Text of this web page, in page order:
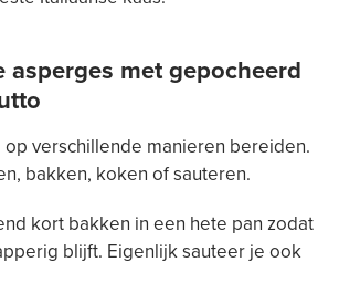
asperges met gepocheerd
verschillende manieren bereiden.
bakken, koken of sauteren.
kort bakken in een hete pan zodat
blijft. Eigenlijk sauteer je ook